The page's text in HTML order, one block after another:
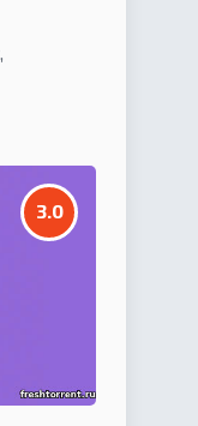
3.0